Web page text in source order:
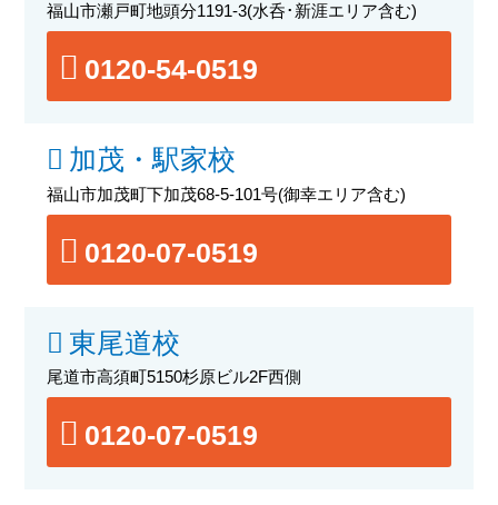
福山市瀬戸町地頭分1191-3(水呑･新涯エリア含む)
0120-54-0519
加茂・駅家校
福山市加茂町下加茂68-5-101号(御幸エリア含む)
0120-07-0519
東尾道校
尾道市高須町5150杉原ビル2F西側
0120-07-0519